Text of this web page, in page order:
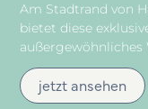
Am Stadtrand von
bietet diese
außergewöhnliches
jetzt ansehen